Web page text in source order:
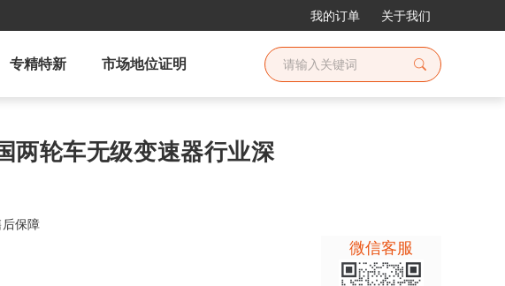
我的订单 关于我们
专精特新 市场地位证明
轮车无级变速器行业深
后保障
微信客服